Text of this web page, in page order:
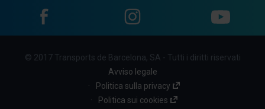
Menu© 2017 Transports de Barcelona, SA - Tutti i diritti riservati
Avviso legale
Politica sulla privacy
Politica sui cookies